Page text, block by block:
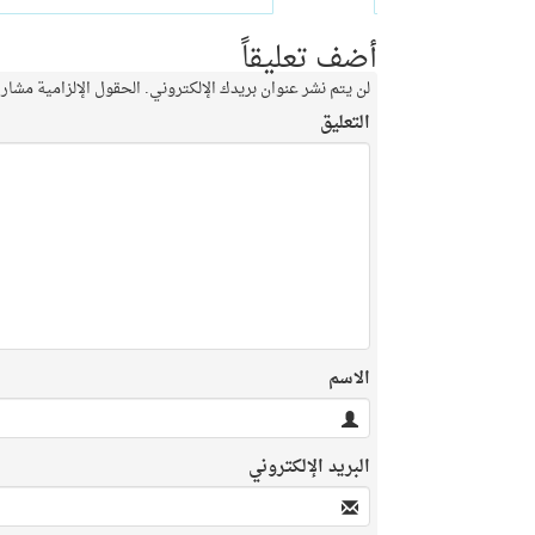
أضف تعليقاً
لن يتم نشر عنوان بريدك الإلكتروني. الحقول الإلزامية مشار
التعليق
الاسم
البريد الإلكتروني